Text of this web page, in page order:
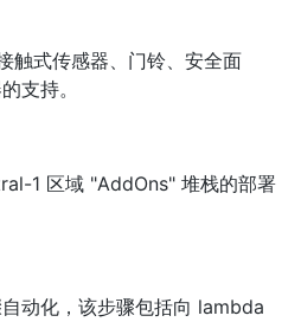
触式传感器、门铃、安全面
支持。
1 区域 "AddOns" 堆栈的部署
动化，该步骤包括向 lambda